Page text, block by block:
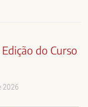
do Curso
2026